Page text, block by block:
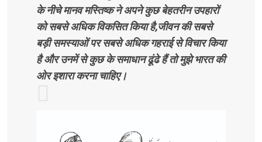
के नीचे मानव मस्तिष्क ने अपने कुछ बेहतरीन उपहारों
को सबसे अधिक विकसित किया है,जीवन की सबसे
बड़ी समस्याओं पर सबसे अधिक गहराई से विचार किया
है और उनमें से कुछ के समाधान ढूंढे हैं तो मुझे भारत की
ओर इशारा करना चाहिए।